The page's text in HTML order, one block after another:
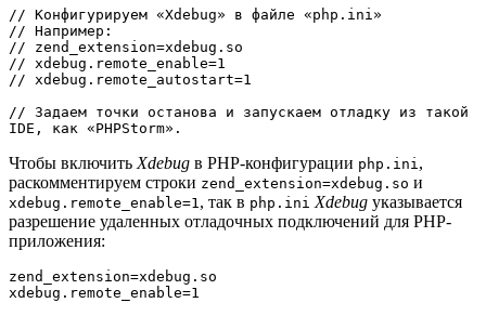
// Конфигурируем «Xdebug» в файле «php.ini»
// Например:
// zend_extension=xdebug.so
// xdebug.remote_enable=1
// xdebug.remote_autostart=1
// Задаем точки останова и запускаем отладку из такой
IDE, как «PHPStorm».
Чтобы включить Xdebug в PHP-конфигурации php.ini ,
раскомментируем строки zend_extension=xdebug.so и
xdebug.remote_enable=1 , так в php.ini Xdebug указывается
разрешение удаленных отладочных подключений для PHP-
приложения:
zend_extension=xdebug.so
xdebug.remote_enable=1